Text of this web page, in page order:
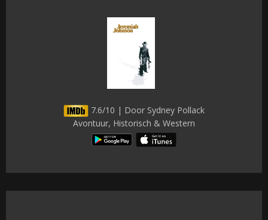
7.6/10 | Door Sydney Pollack
Avontuur, Historisch & Western